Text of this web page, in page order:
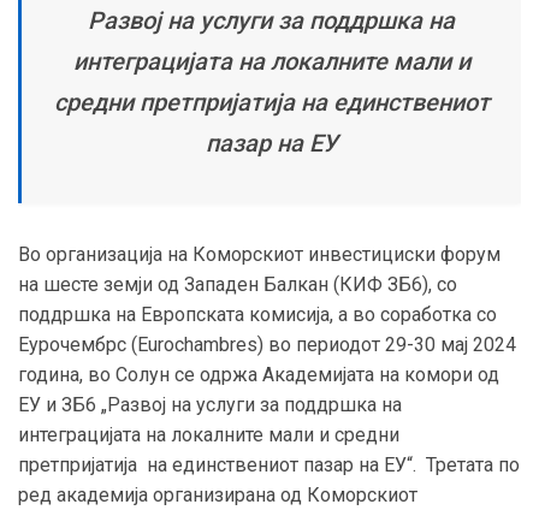
Развој на услуги за поддршка на
интеграцијата на локалните мали и
средни претпријатија на единствениот
пазар на ЕУ
Во организација на Коморскиот инвестициски форум
на шесте земји од Западен Балкан (КИФ ЗБ6), со
поддршка на Европската комисија, а во соработка со
Еурочембрс (Eurochambres) во периодот 29-30 мај 2024
година, во Солун се одржа Академијата на комори од
ЕУ и ЗБ6 „Развој на услуги за поддршка на
интеграцијата на локалните мали и средни
претпријатија на единствениот пазар на ЕУ“. Третата по
ред академија организирана од Коморскиот